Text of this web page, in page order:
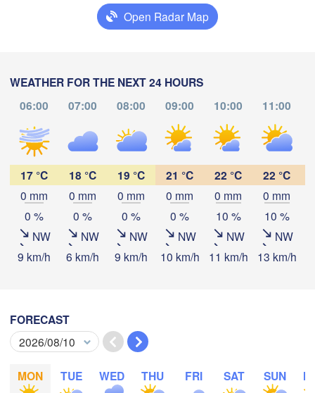
Open Radar Map
WEATHER FOR THE NEXT 24 HOURS
06:00
07:00 08:00 09:00 10:00 11:00
17 °C
0 mm
0 %
NW
9 km/h
18 °C
0 mm
0 %
NW
6 km/h
19 °C
0 mm
0 %
NW
9 km/h
21 °C
0 mm
0 %
NW
10 km/h
22 °C
0 mm
10 %
NW
11 km/h
22 °C
0 mm
10 %
NW
13 km/h
FORECAST
MON TUE WED THU FRI SAT SUN
Temperature
Th
Aug 06
Fr
Aug 07 Aug 08 Aug 09
00:00 01:00 02:00 03 :00 04 05 :00 :00
Download App
Рязань
(Ryazan)
Липецк
(Lipetsk)
Оскол
Oskol)
Тамбов
(Tambov)
Пенза
(Penza)
Камышин
Саранск
(Saransk)